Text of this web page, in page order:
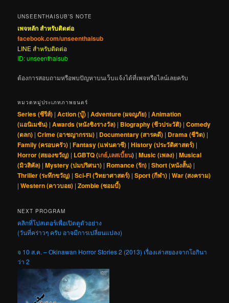
UNSEENTHAISUB’S NOTE
เพจหลัก สำหรับติดต่อ
facebook.com/unseenthaisub
LINE สำหรับติดต่อ
ID: unseenthaisub
ต้องการสอบถามหรือพบปัญหาบนเว็บแจ้งได้ที่เพจหรือไลน์เลยครับ
หมวดหมู่ประเภทภาพยนตร์
Series (ซีรีส์) |Action (บู๊) |Adventure (ผจญภัย) |Animation
(แอนิเมชัน) |Awards (หนังชิงรางวัล) | Biography (ชีวประวัติ) |Comedy
(ตลก) |Crime (อาชญากรรม) | Documentary (สารคดี) | Drama (ชีวิต) |
Family (ครอบครัว) |Fantasy (แฟนตาซี) |History (ประวัติศาสตร์) |
Horror (สยองขวัญ) | LGBTQ (เกย์,เลสเบี้ยน) |Music (เพลง) |Musical
(มิวสิคัล) |Mystery (ปมปริศนา) | Romance (รัก) |Short (หนังสั้น) |
Thriller (ระทึกขวัญ) |Sci-Fi (วิทยาศาสตร์) |Sport (กีฬา) |War (สงคราม)
|Western (คาวบอย) |Zombie (ซอมบี้)
NEXT PROGRAM
คลิกที่โปสเตอร์เพื่อเปิดดูตัวอย่าง
(วันที่คร่าวๆ ครับ อาจมีการเปลี่ยนแปลง)
จ 10 ส.ค. – Okinawan Horror Stories 2 (2013) เรื่องเล่าสยองจากโอกินา
ว่า 2